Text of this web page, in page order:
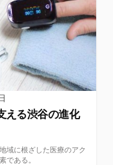
える渋谷の進化
域に根ざした医療のアク
である。